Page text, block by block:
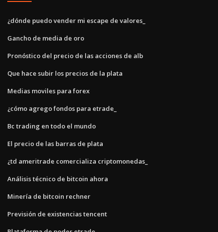
¿dónde puedo vender mi escape de valores_
Gancho de media de oro
Pronóstico del precio de las acciones de alb
Que hace subir los precios de la plata
Medias moviles para forex
¿cómo agrego fondos para etrade_
Bc trading en todo el mundo
El precio de las barras de plata
¿td ameritrade comercializa criptomonedas_
Análisis técnico de bitcoin ahora
Minería de bitcoin rechner
Previsión de existencias tencent